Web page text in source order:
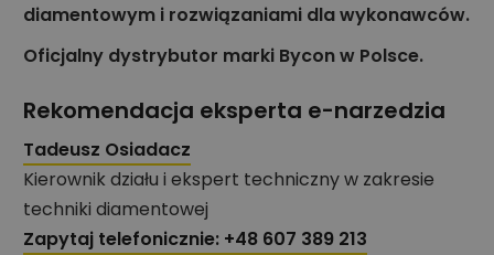
diamentowym i rozwiązaniami dla wykonawców.
Oficjalny dystrybutor marki Bycon w Polsce.
Rekomendacja eksperta e-narzedzia
Tadeusz Osiadacz
Kierownik działu i ekspert techniczny w zakresie
techniki diamentowej
Zapytaj telefonicznie: +48 607 389 213